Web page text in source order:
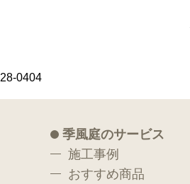
0404
季風庭のサービス
施工事例
おすすめ商品